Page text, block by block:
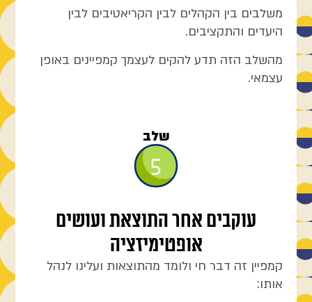
משלבים בין הקהלים לבין הקריאטיבים לבין
היעדים והתקציבים.
מהשלב הזה תדע להקים לעצמך קמפיינים באופן
עצמאי.
שלב
עוקבים אחר התוצאת ועושים
אופטימיזציה
קמפיין זה דבר חי ולומד מהתוצאות ועלינו לנהל